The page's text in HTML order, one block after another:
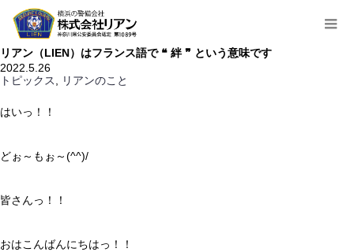
トピックス
う意味です
リアン（LIEN）はフランス語で ❝ 絆 ❞ という意味です
2022.5.26
トピックス
リアンのこと
はいっ！！
どぉ～もぉ～(^^)/
皆さんっ！！
おはこんばんにちはっ！！